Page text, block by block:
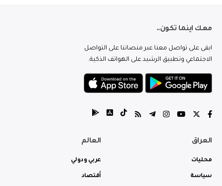
معك اينما تكون..
ابقى على تواصل معنا عبر منصاتنا على التواصل
الاجتماعي وتطبيق الرشيد على الهواتف الذكية.
العراق
محليات
سياسة
العالم
عربي ودولي
أقتصاد